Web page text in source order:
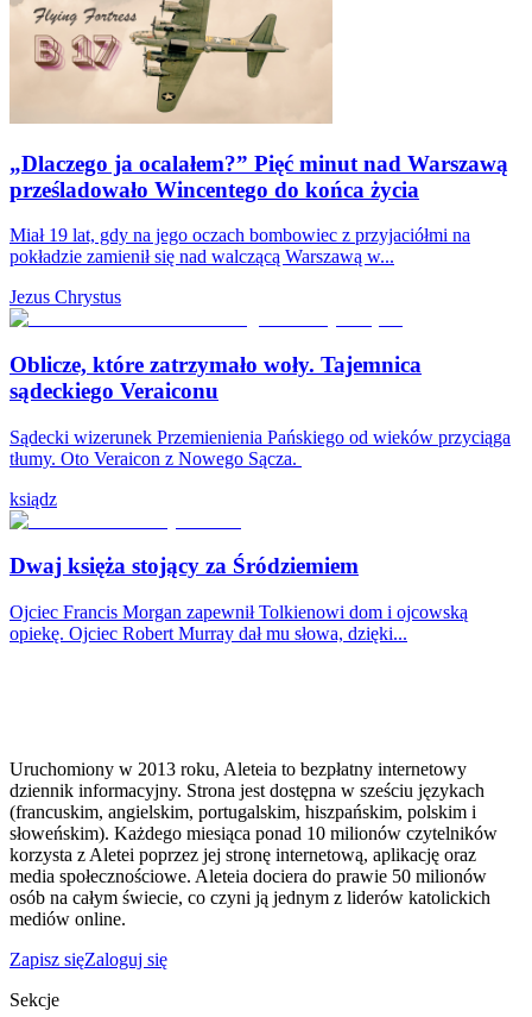
„Dlaczego ja ocalałem?” Pięć minut nad Warszawą
prześladowało Wincentego do końca życia
Miał 19 lat, gdy na jego oczach bombowiec z przyjaciółmi na
pokładzie zamienił się nad walczącą Warszawą w...
Jezus Chrystus
Oblicze, które zatrzymało woły. Tajemnica
sądeckiego Veraiconu
Sądecki wizerunek Przemienienia Pańskiego od wieków przyciąga
tłumy. Oto Veraicon z Nowego Sącza.
ksiądz
Dwaj księża stojący za Śródziemiem
Ojciec Francis Morgan zapewnił Tolkienowi dom i ojcowską
opiekę. Ojciec Robert Murray dał mu słowa, dzięki...
Uruchomiony w 2013 roku, Aleteia to bezpłatny internetowy
dziennik informacyjny. Strona jest dostępna w sześciu językach
(francuskim, angielskim, portugalskim, hiszpańskim, polskim i
słoweńskim). Każdego miesiąca ponad 10 milionów czytelników
korzysta z Aletei poprzez jej stronę internetową, aplikację oraz
media społecznościowe. Aleteia dociera do prawie 50 milionów
osób na całym świecie, co czyni ją jednym z liderów katolickich
mediów online.
Zapisz sięZaloguj się
Sekcje